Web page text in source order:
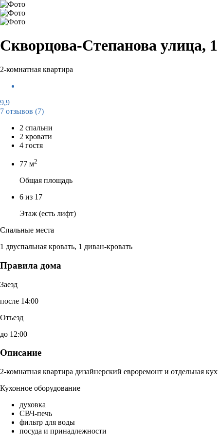
Скворцова-Степанова улица,
2-комнатная квартира
9,9
7 отзывов (7)
2 спальни
2 кровати
4 гостя
77 м2
Общая площадь
6 из 17
Этаж (есть лифт)
Спальные места
1 двуспальная кровать, 1 диван-кровать
Правила дома
Заезд
после 14:00
Отъезд
до 12:00
Описание
2-комнатная квартира дизайнерский евроремонт и отдельная
Кухонное оборудование
духовка
СВЧ-печь
фильтр для воды
посуда и принадлежности